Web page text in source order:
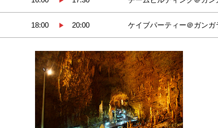
18:00 ▶ 20:00 ケイブパーティー＠ガンガ